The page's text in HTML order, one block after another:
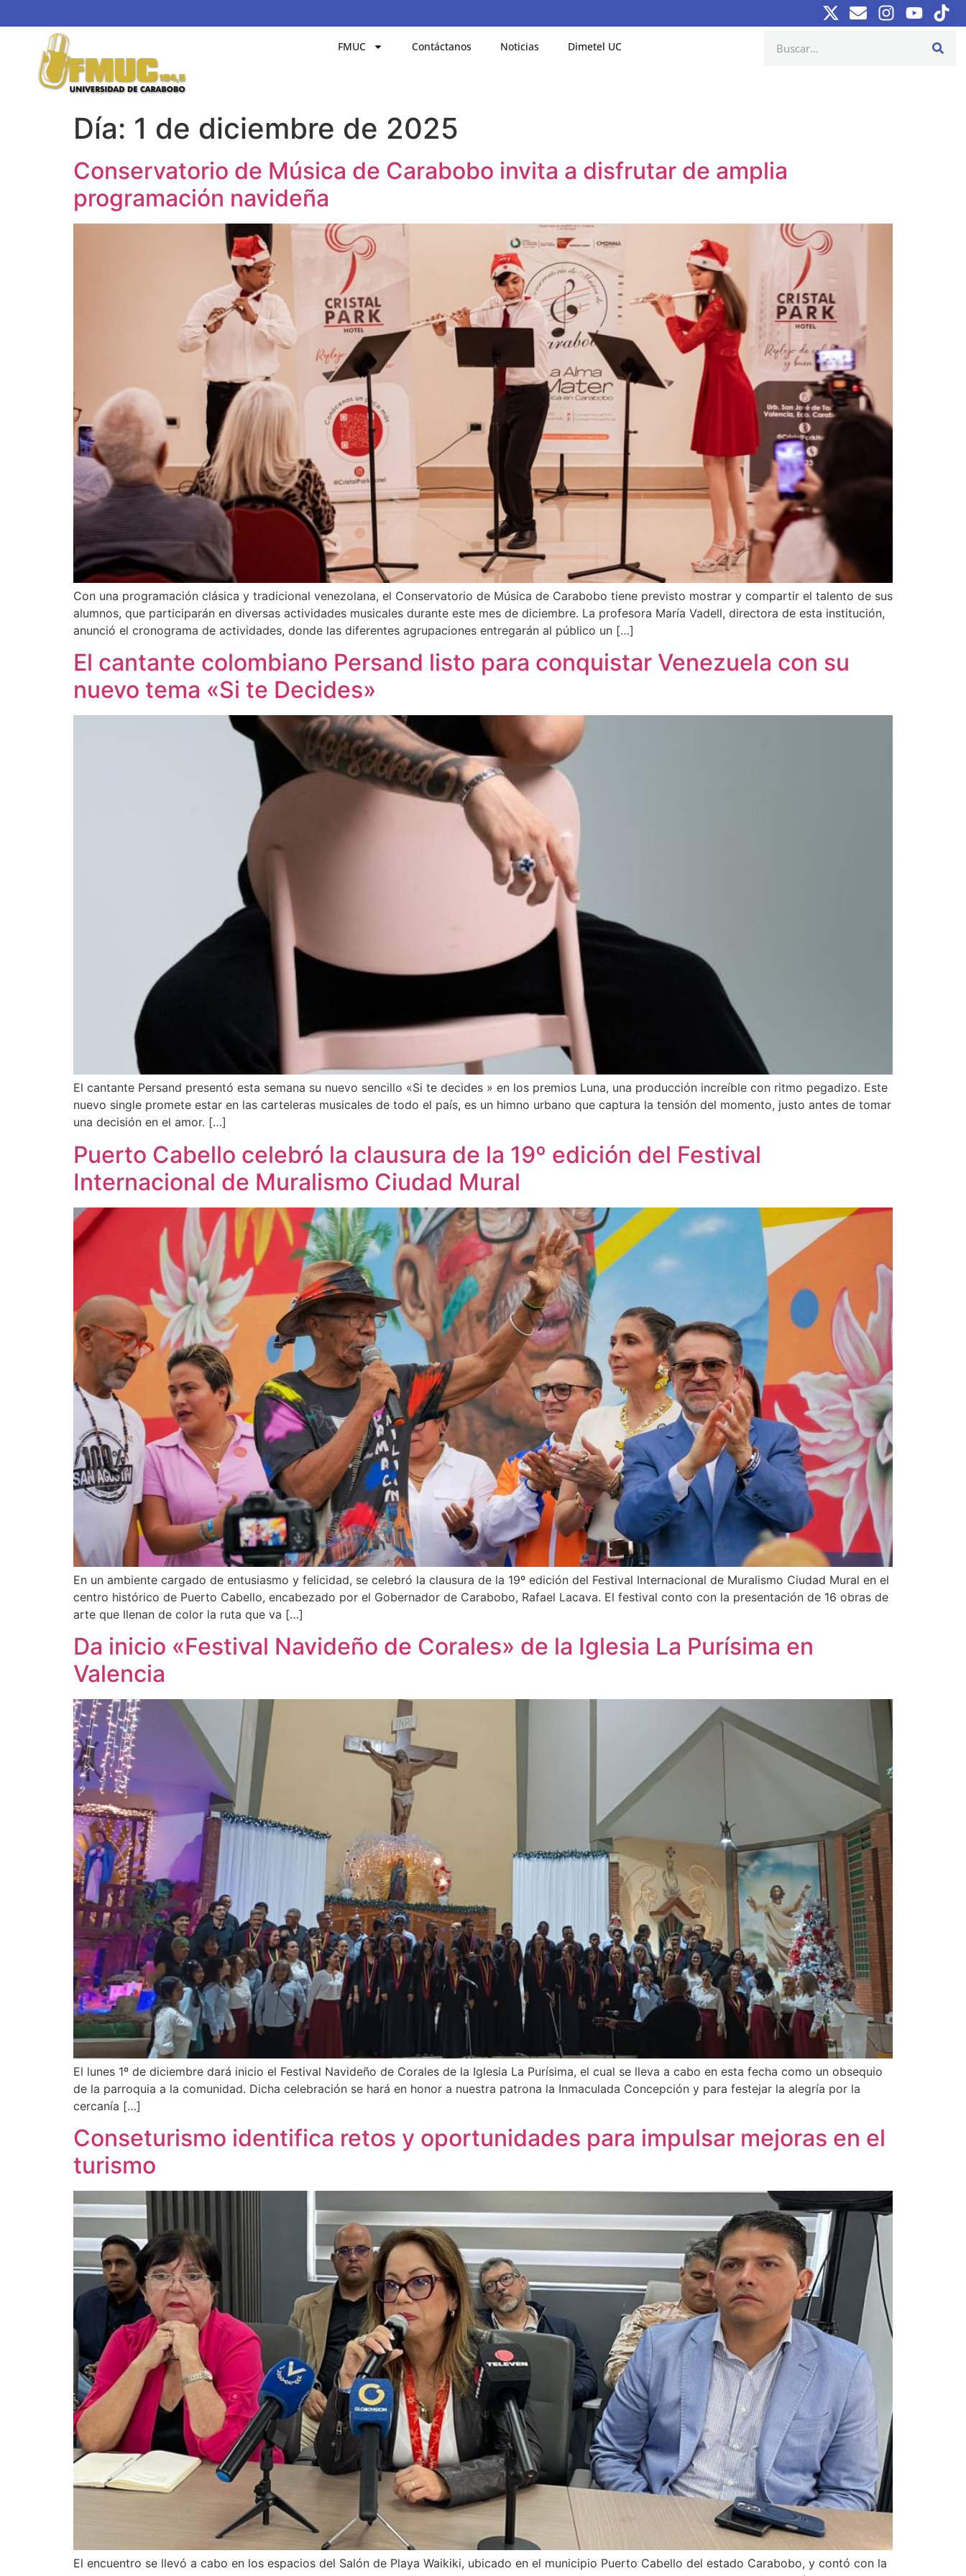
FMUC Contáctanos Noticias Dimetel UC
Día: 1 de diciembre de 2025
Conservatorio de Música de Carabobo invita a disfrutar de amplia
programación navideña
Con una programación clásica y tradicional venezolana, el Conservatorio de Música de Carabobo tiene previsto mostrar y compartir el talento de sus
alumnos, que participarán en diversas actividades musicales durante este mes de diciembre. La profesora María Vadell, directora de esta institución,
anunció el cronograma de actividades, donde las diferentes agrupaciones entregarán al público un […]
El cantante colombiano Persand listo para conquistar Venezuela con su
nuevo tema «Si te Decides»
El cantante Persand presentó esta semana su nuevo sencillo «Si te decides » en los premios Luna, una producción increíble con ritmo pegadizo. Este
nuevo single promete estar en las carteleras musicales de todo el país, es un himno urbano que captura la tensión del momento, justo antes de tomar
una decisión en el amor. […]
Puerto Cabello celebró la clausura de la 19º edición del Festival
Internacional de Muralismo Ciudad Mural
En un ambiente cargado de entusiasmo y felicidad, se celebró la clausura de la 19º edición del Festival Internacional de Muralismo Ciudad Mural en el
centro histórico de Puerto Cabello, encabezado por el Gobernador de Carabobo, Rafael Lacava. El festival conto con la presentación de 16 obras de
arte que llenan de color la ruta que va […]
Da inicio «Festival Navideño de Corales» de la Iglesia La Purísima en
Valencia
El lunes 1º de diciembre dará inicio el Festival Navideño de Corales de la Iglesia La Purísima, el cual se lleva a cabo en esta fecha como un obsequio
de la parroquia a la comunidad. Dicha celebración se hará en honor a nuestra patrona la Inmaculada Concepción y para festejar la alegría por la
cercanía […]
Conseturismo identifica retos y oportunidades para impulsar mejoras en el
turismo
El encuentro se llevó a cabo en los espacios del Salón de Playa Waikiki, ubicado en el municipio Puerto Cabello del estado Carabobo, y contó con la